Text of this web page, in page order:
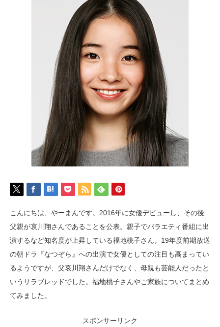
こんにちは、やーまんです。2016年に女優デビューし、その後
父親が哀川翔さんであることを公表。親子でバラエティ番組に出
演するなど知名度が上昇している福地桃子さん。19年度前期放送
の朝ドラ『なつぞら』への出演で女優としての注目も高まってい
るようですが、父哀川翔さんだけでなく、母親も芸能人だったと
いうサラブレッドでした。福地桃子さんやご家族についてまとめ
てみました。
スポンサーリンク